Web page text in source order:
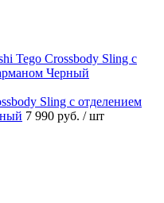
Sling с отделением
7 990 руб. / шт